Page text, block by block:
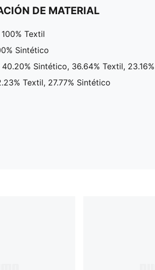
DE MATERIAL
Textil
Sintético
Sintético, 36.64% Textil,
Textil, 27.77% Sintético